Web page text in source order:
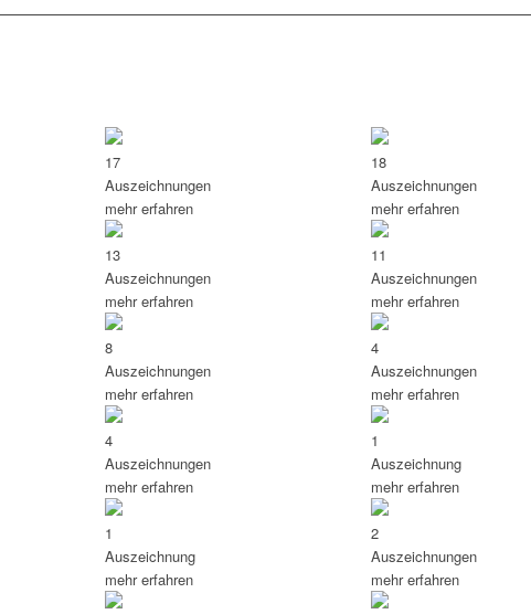
17
Auszeichnungen
mehr erfahren
18
Auszeichnungen
mehr erfahren
13
Auszeichnungen
mehr erfahren
11
Auszeichnungen
mehr erfahren
8
Auszeichnungen
mehr erfahren
4
Auszeichnungen
mehr erfahren
4
Auszeichnungen
mehr erfahren
1
Auszeichnung
mehr erfahren
1
Auszeichnung
mehr erfahren
2
Auszeichnungen
mehr erfahren